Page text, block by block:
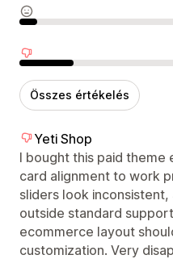
Semleges értékelések
Negatív értékelések
Összes értékelés
Yeti Shop
I bought this paid
card alignment to work
sliders look
outside standard
ecommerce layout
customization. Very